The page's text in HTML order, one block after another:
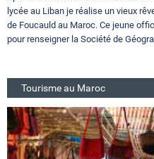
lycée au Liban je réalise un vieux
de Foucauld au Maroc. Ce jeune
pour renseigner la Société de
Tourisme au Maroc